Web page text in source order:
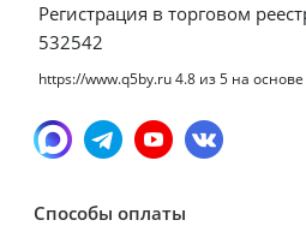
Регистрация в торговом
532542
https://www.q5by.ru4.8 из5 на основе
Способы оплаты